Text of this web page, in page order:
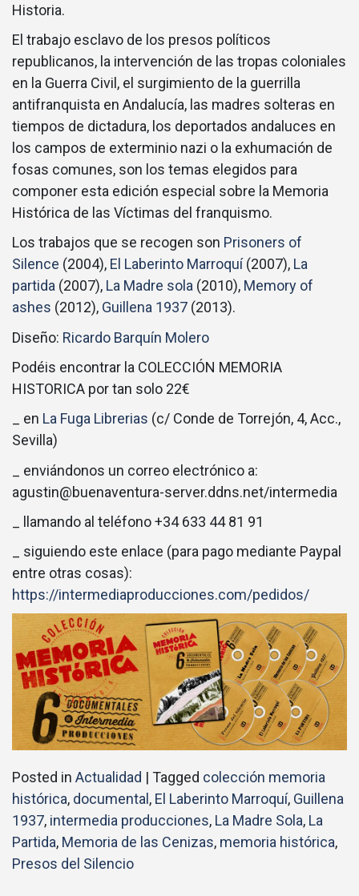
Historia.
El trabajo esclavo de los presos políticos
republicanos, la intervención de las tropas coloniales
en la Guerra Civil, el surgimiento de la guerrilla
antifranquista en Andalucía, las madres solteras en
tiempos de dictadura, los deportados andaluces en
los campos de exterminio nazi o la exhumación de
fosas comunes, son los temas elegidos para
componer esta edición especial sobre la Memoria
Histórica de las Víctimas del franquismo.
Los trabajos que se recogen son Prisoners of
Silence (2004), El Laberinto Marroquí(2007), La
partida (2007), La Madre sola (2010), Memory of
ashes (2012), Guillena 1937 (2013).
Diseño: Ricardo Barquín Molero
Podéis encontrar la COLECCIÓN MEMORIA
HISTORICA por tan solo 22€
_ en La Fuga Librerias (c/ Conde de Torrejón, 4, Acc.,
Sevilla)
_ enviándonos un correo electrónico a:
agustin@buenaventura-server.ddns.net/intermedia
_ llamando al teléfono +34 633 44 81 91
_ siguiendo este enlace (para pago mediante Paypal
entre otras cosas):
https://intermediaproducciones.com/pedidos/
Posted in Actualidad | Tagged colección memoria
histórica, documental, El Laberinto Marroquí, Guillena
1937, intermedia producciones, La Madre Sola, La
Partida, Memoria de las Cenizas, memoria histórica,
Presos del Silencio